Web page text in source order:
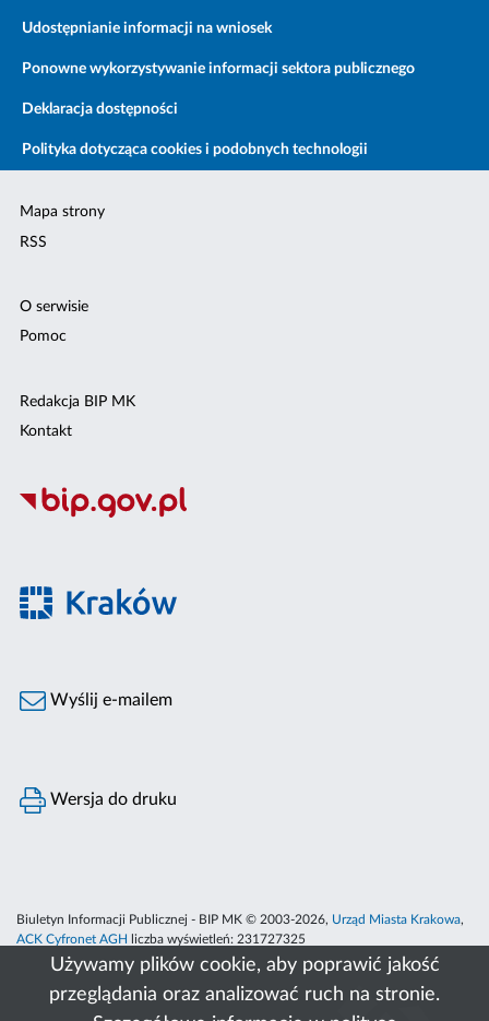
Używamy plików cookie, aby poprawić jakość
przeglądania oraz analizować ruch na stronie.
Udostępnianie informacji na wniosek
Ponowne wykorzystywanie informacji sektora publicznego
Deklaracja dostępności
Polityka dotycząca cookies i podobnych technologii
Mapa strony
RSS
O serwisie
Pomoc
Redakcja BIP MK
Kontakt
Wyślij e-mailem
Wersja do druku
Biuletyn Informacji Publicznej - BIP MK © 2003-2026, Urząd Miasta Krakowa,
ACK Cyfronet AGH
liczba wyświetleń: 231727325